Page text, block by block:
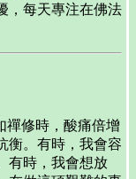
，每天專注在佛法
禪修時，酸痛倍增
衡。有時，我會容
有時，我會想放